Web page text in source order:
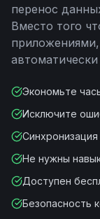
перенос
Вместо того
Экономьте
Исключите
Не нужны
Доступен
Безопасность